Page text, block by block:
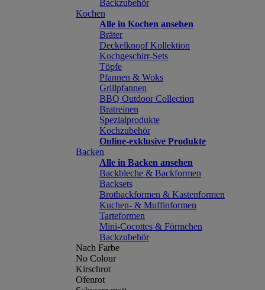
Backzubehör
Kochen
Alle in Kochen ansehen
Bräter
Deckelknopf Kollektion
Kochgeschirr-Sets
Töpfe
Pfannen & Woks
Grillpfannen
BBQ Outdoor Collection
Bratreinen
Spezialprodukte
Kochzubehör
Online-exklusive Produkte
Backen
Alle in Backen ansehen
Backbleche & Backformen
Backsets
Brotbackformen & Kastenformen
Kuchen- & Muffinformen
Tarteformen
Mini-Cocottes & Förmchen
Backzubehör
Nach Farbe
No Colour
Kirschrot
Ofenrot